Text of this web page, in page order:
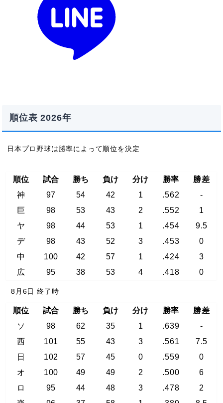
順位表 2026年
日本プロ野球は勝率によって順位を決定
順位 試合 勝ち 負け 分け 勝率
勝差
神
97 54 42 1 .562
-
巨
98 53 43 2 .552
1
ヤ
98 44 53 1 .454
9.5
デ
98 43 52 3 .453
0
中
100 42 57 1 .424
3
広
95 38 53 4 .418 0
8月6日 終了時
順位 試合 勝ち 負け 分け 勝率
勝差
ソ
98 62 35 1 .639
-
西
101 55 43 3 .561
7.5
日
102 57 45 0 .559
0
オ
100 49 49 2 .500
6
ロ
95 44 48 3 .478
2